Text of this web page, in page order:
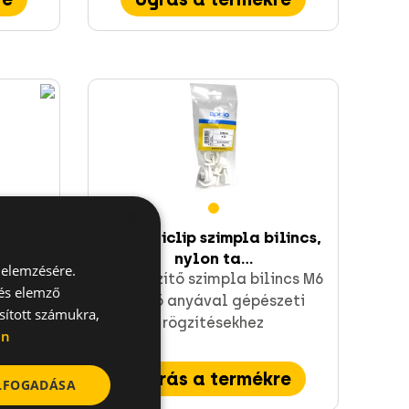
SC Saniclip szimpla bilincs,
nylon ta...
Csőrögzítő szimpla bilincs M6
belső anyával gépészeti
rögzítésekhez
Ugrás a termékre
elemző
számukra,